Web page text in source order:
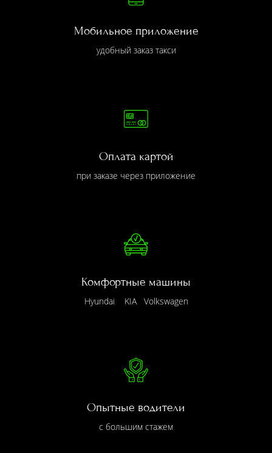
Мобильное приложение
удобный заказ такси
Оплата картой
при заказе через приложение
Комфортные машины
Hyundai KIA Volkswagen
Опытные водители
с большим стажем